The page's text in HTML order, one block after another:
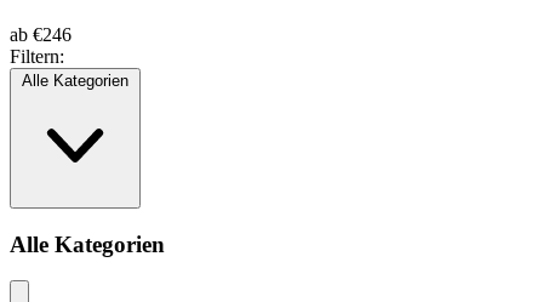
ab €246
Filtern:
Alle Kategorien
Alle Kategorien